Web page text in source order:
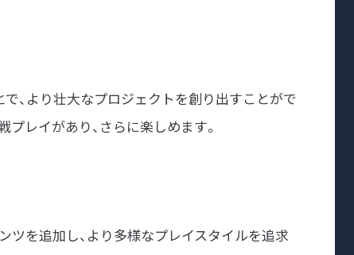
、より壮大なプロジェクトを創り出すことがで
レイがあり、さらに楽しめます。
ツを追加し、より多様なプレイスタイルを追求